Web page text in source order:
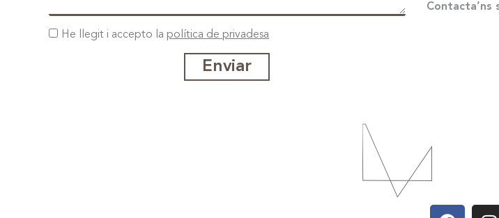
He llegit i accepto la política de privadesa
Enviar
Contacta’ns